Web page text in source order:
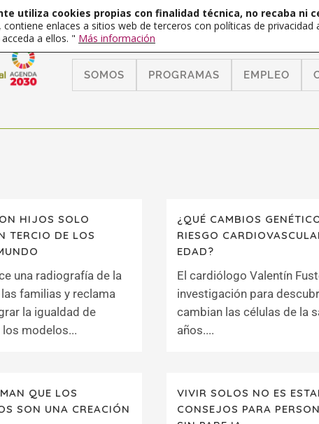
SOMOS PROGRAMAS EMPLEO
HIJOS SOLO
TERCIO DE LOS
una radiografía de la
familias y reclama
la igualdad de
modelos...
¿QUÉ CAMBIOS
RIESGO
EDAD?
El cardiólogo Valentín
investigación para
cambian las células de la
años....
QUE LOS
SON UNA CREACIÓN
VIVIR SOLOS NO ES
CONSEJOS PARA
utiliza cookies propias con finalidad técnica, no recaba ni
contiene enlaces a sitios web de terceros con políticas de
a ellos. " Más información